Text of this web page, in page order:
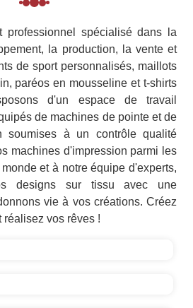
professionnel spécialisé dans la
la production, la vente et
de sport personnalisés, maillots
paréos en mousseline et t-shirts
d'un espace de travail
de machines de pointe et de
soumises à un contrôle qualité
machines d'impression parmi les
et à notre équipe d'experts,
designs sur tissu avec une
vie à vos créations. Créez
réalisez vos rêves !